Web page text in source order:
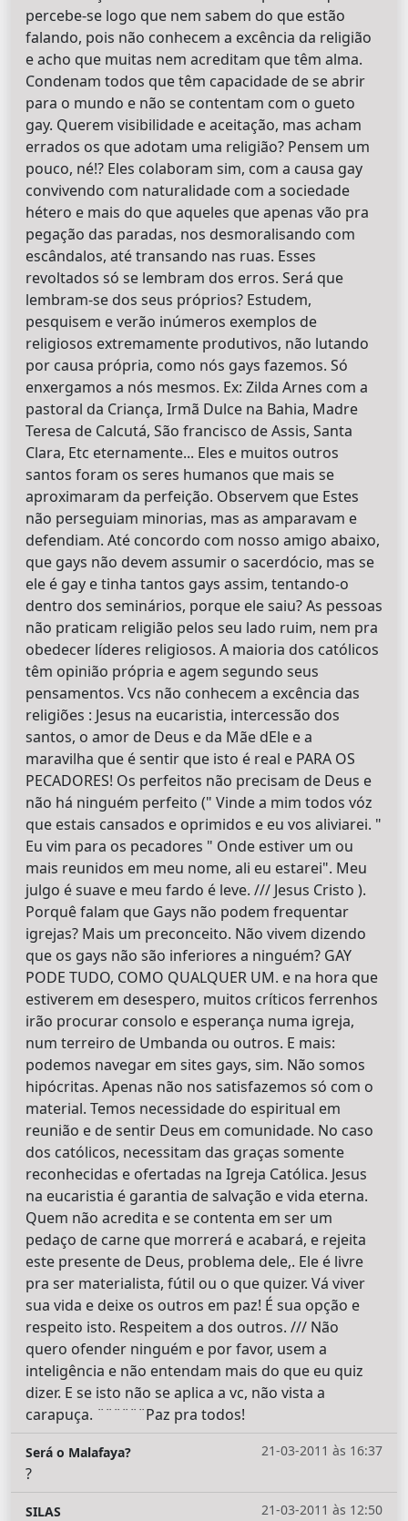
percebe-se logo que nem sabem do que estão
falando, pois não conhecem a excência da religião
e acho que muitas nem acreditam que têm alma.
Condenam todos que têm capacidade de se abrir
para o mundo e não se contentam com o gueto
gay. Querem visibilidade e aceitação, mas acham
errados os que adotam uma religião? Pensem um
pouco, né!? Eles colaboram sim, com a causa gay
convivendo com naturalidade com a sociedade
hétero e mais do que aqueles que apenas vão pra
pegação das paradas, nos desmoralisando com
escândalos, até transando nas ruas. Esses
revoltados só se lembram dos erros. Será que
lembram-se dos seus próprios? Estudem,
pesquisem e verão inúmeros exemplos de
religiosos extremamente produtivos, não lutando
por causa própria, como nós gays fazemos. Só
enxergamos a nós mesmos. Ex: Zilda Arnes com a
pastoral da Criança, Irmã Dulce na Bahia, Madre
Teresa de Calcutá, São francisco de Assis, Santa
Clara, Etc eternamente... Eles e muitos outros
santos foram os seres humanos que mais se
aproximaram da perfeição. Observem que Estes
não perseguiam minorias, mas as amparavam e
defendiam. Até concordo com nosso amigo abaixo,
que gays não devem assumir o sacerdócio, mas se
ele é gay e tinha tantos gays assim, tentando-o
dentro dos seminários, porque ele saiu? As pessoas
não praticam religião pelos seu lado ruim, nem pra
obedecer líderes religiosos. A maioria dos católicos
têm opinião própria e agem segundo seus
pensamentos. Vcs não conhecem a excência das
religiões : Jesus na eucaristia, intercessão dos
santos, o amor de Deus e da Mãe dEle e a
maravilha que é sentir que isto é real e PARA OS
PECADORES! Os perfeitos não precisam de Deus e
não há ninguém perfeito (" Vinde a mim todos vóz
que estais cansados e oprimidos e eu vos aliviarei. "
Eu vim para os pecadores " Onde estiver um ou
mais reunidos em meu nome, ali eu estarei". Meu
julgo é suave e meu fardo é leve. /// Jesus Cristo ).
Porquê falam que Gays não podem frequentar
igrejas? Mais um preconceito. Não vivem dizendo
que os gays não são inferiores a ninguém? GAY
PODE TUDO, COMO QUALQUER UM. e na hora que
estiverem em desespero, muitos críticos ferrenhos
irão procurar consolo e esperança numa igreja,
num terreiro de Umbanda ou outros. E mais:
podemos navegar em sites gays, sim. Não somos
hipócritas. Apenas não nos satisfazemos só com o
material. Temos necessidade do espiritual em
reunião e de sentir Deus em comunidade. No caso
dos católicos, necessitam das graças somente
reconhecidas e ofertadas na Igreja Católica. Jesus
na eucaristia é garantia de salvação e vida eterna.
Quem não acredita e se contenta em ser um
pedaço de carne que morrerá e acabará, e rejeita
este presente de Deus, problema dele,. Ele é livre
pra ser materialista, fútil ou o que quizer. Vá viver
sua vida e deixe os outros em paz! É sua opção e
respeito isto. Respeitem a dos outros. /// Não
quero ofender ninguém e por favor, usem a
inteligência e não entendam mais do que eu quiz
dizer. E se isto não se aplica a vc, não vista a
carapuça. ¨¨¨¨¨¨Paz pra todos!
21-03-2011 às 16:37
Será o Malafaya?
?
21-03-2011 às 12:50
SILAS